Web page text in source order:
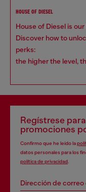
HOUSE OF DIESEL
House of Diesel is
Discover how to
perks:
the higher the level,
Regístrese
promociones
Confirmo que he leído la
datos personales para los
política de privacidad
Dirección de